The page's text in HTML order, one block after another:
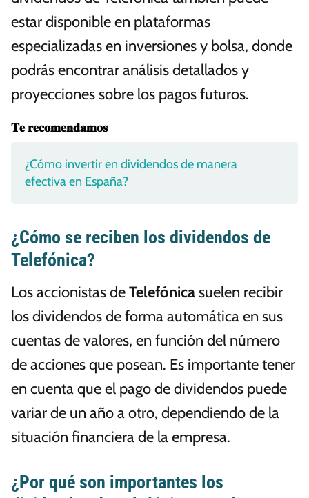
estar disponible en plataformas
especializadas en inversiones y bolsa, donde
podrás encontrar análisis detallados y
proyecciones sobre los pagos futuros.
𝐓𝐞 𝐫𝐞𝐜𝐨𝐦𝐞𝐧𝐝𝐚𝐦𝐨𝐬
¿Cómo invertir en dividendos de manera
efectiva en España?
¿Cómo se reciben los dividendos de
Telefónica?
Los accionistas deTelefónicasuelen recibir
los dividendos de forma automática en sus
cuentas de valores, en función del número
de acciones que posean. Es importante tener
en cuenta que el pago de dividendos puede
variar de un año a otro, dependiendo de la
situación financiera de la empresa.
¿Por qué son importantes los